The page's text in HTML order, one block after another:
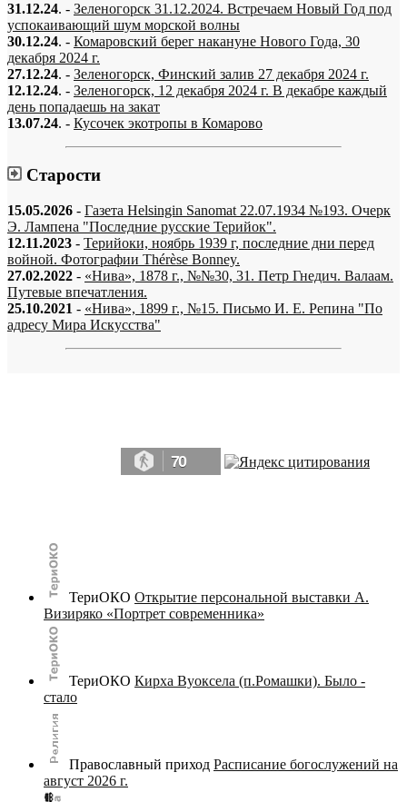
31.12.24. - Зеленогорск 31.12.2024. Встречаем Новый Год под
успокаивающий шум морской волны
30.12.24. - Комаровский берег накануне Нового Года, 30
декабря 2024 г.
27.12.24. - Зеленогорск, Финский залив 27 декабря 2024 г.
12.12.24. - Зеленогорск, 12 декабря 2024 г. В декабре каждый
день попадаешь на закат
13.07.24. - Кусочек экотропы в Комарово
Старости
15.05.2026 - Газета Helsingin Sanomat 22.07.1934 №193. Очерк
Э. Лампена "Последние русские Терийок".
12.11.2023 - Терийоки, ноябрь 1939 г, последние дни перед
войной. Фотографии Thérèse Bonney.
27.02.2022 - «Нива», 1878 г., №№30, 31. Петр Гнедич. Валаам.
Путевые впечатления.
25.10.2021 - «Нива», 1899 г., №15. Письмо И. Е. Репина "По
адресу Мира Искусства"
70
ТериОКО Открытие персональной выставки А.
Визиряко «Портрет современника»
ТериОКО Кирха Вуоксела (п.Ромашки). Было -
стало
Православный приход Расписание богослужений на
август 2026 г.